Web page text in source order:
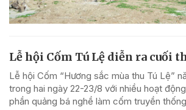
Lễ hội Cốm Tú Lệ diễn ra cuối
Lễ hội Cốm “Hương sắc mùa thu Tú Lệ”
trong hai ngày 22-23/8 với nhiều hoạt
phần quảng bá nghề làm cốm truyền